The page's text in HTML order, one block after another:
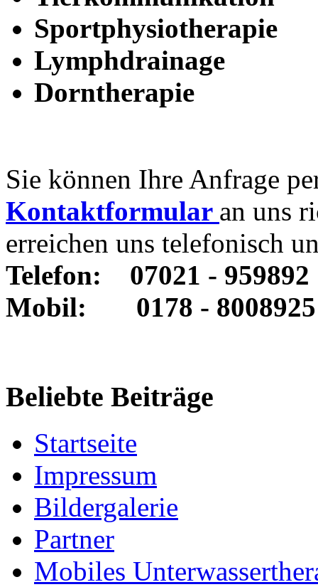
Sportphysiotherapie
Lymphdrainage
Dorntherapie
Sie können Ihre Anfrage
Kontaktformular an uns
erreichen uns telefonisch
Telefon: 07021 - 959892
Mobil: 0178 - 8008925
Beliebte Beiträge
Startseite
Impressum
Bildergalerie
Partner
Mobiles